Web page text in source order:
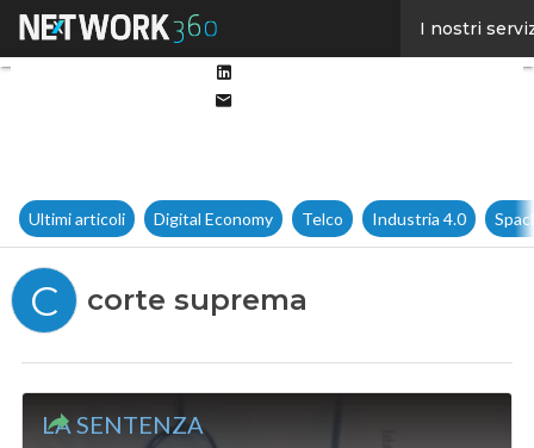
I nostri
Ultimi articoli Digital Economy Telco Industria 4.0
C corte suprema
LA SENTENZA